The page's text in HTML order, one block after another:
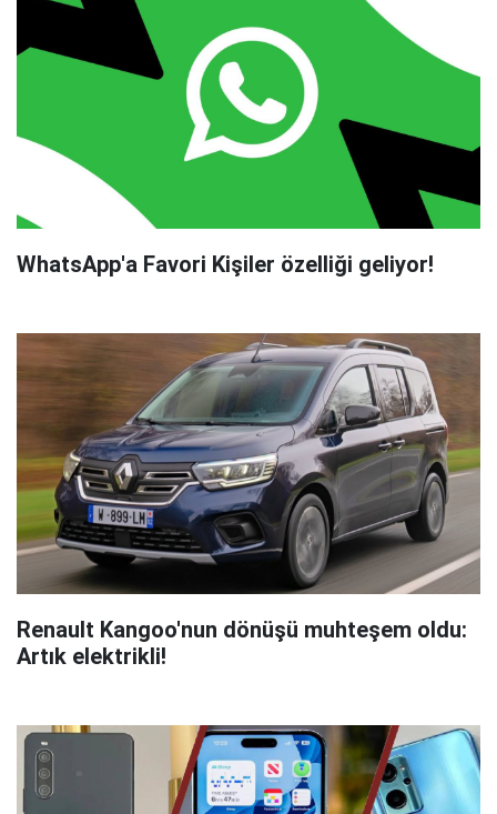
WhatsApp'a Favori Kişiler özelliği geliyor!
Renault Kangoo'nun dönüşü muhteşem oldu:
Artık elektrikli!